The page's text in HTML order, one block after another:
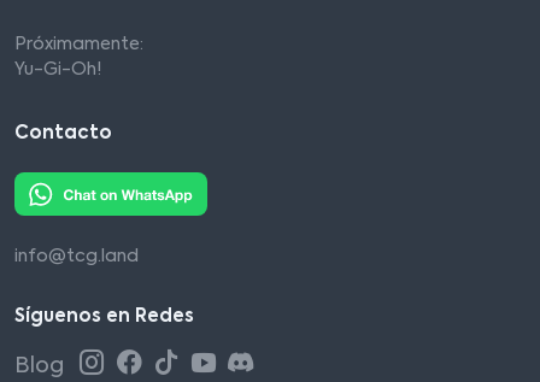
Próximamente:
Yu-Gi-Oh!
Contacto
info@tcg.land
Síguenos en Redes
Blog